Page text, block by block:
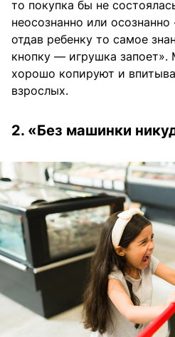
то покупка бы не
неосознанно или
отдав ребенку то самое
кнопку — игрушка запоет».
хорошо копируют и
взрослых.
2. «Без машинки